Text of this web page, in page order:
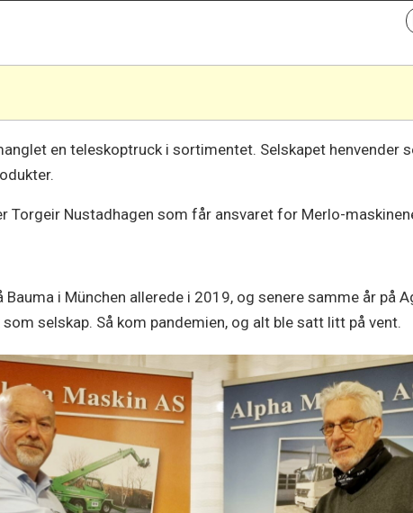
en teleskoptruck i sortimentet. Selskapet henvender
Nustadhagen som får ansvaret for Merlo-
i München allerede i 2019, og senere samme år på
selskap. Så kom pandemien, og alt ble satt litt på vent.